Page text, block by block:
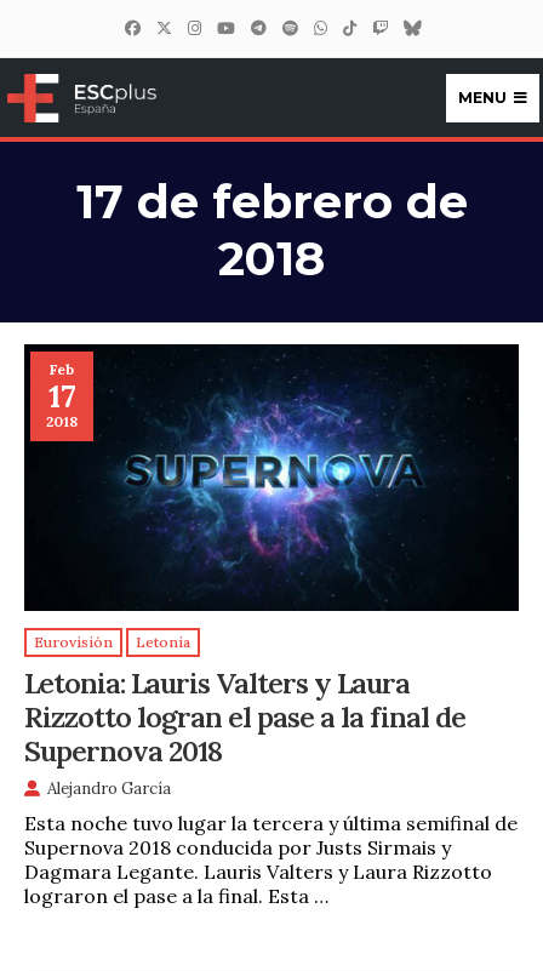
ESCplus España
MENU
17 de febrero de
2018
Feb
17
2018
Eurovisión Letonia
Letonia: Lauris Valters y Laura
Rizzotto logran el pase a la final de
Supernova 2018
Alejandro García
Esta noche tuvo lugar la tercera y última semifinal de
Supernova 2018 conducida por Justs Sirmais y
Dagmara Legante. Lauris Valters y Laura Rizzotto
lograron el pase a la final. Esta …